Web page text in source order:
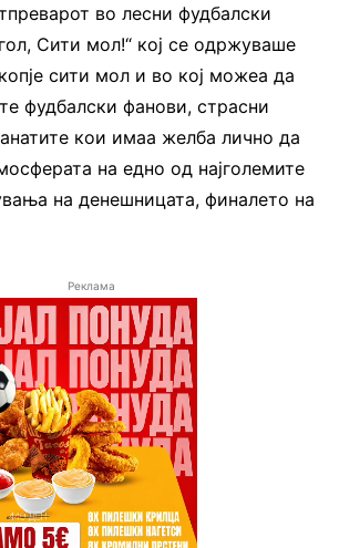
во лесни фудбалски
Сити мол!“ кој се одржуваше
сити мол и во кој можеа да
фудбалски фанови, страсни
кои имаа желба лично да
на едно од најголемите
на денешницата, финалето на
Реклама